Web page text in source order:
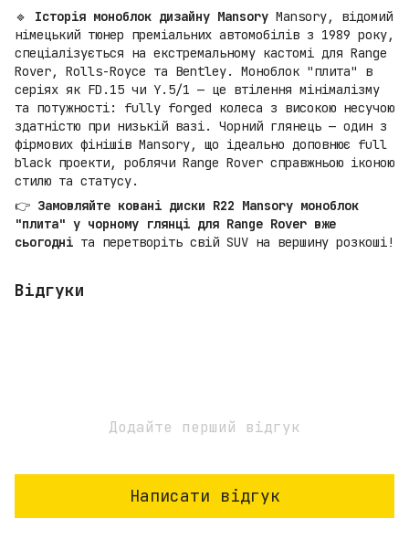
🔹 Історія моноблок дизайну Mansory Mansory, відомий
німецький тюнер преміальних автомобілів з 1989 року,
спеціалізується на екстремальному кастомі для Range
Rover, Rolls-Royce та Bentley. Моноблок "плита" в
серіях як FD.15 чи Y.5/1 — це втілення мінімалізму
та потужності: fully forged колеса з високою несучою
здатністю при низькій вазі. Чорний глянець — один з
фірмових фінішів Mansory, що ідеально доповнює full
black проекти, роблячи Range Rover справжньою іконою
стилю та статусу.
👉 Замовляйте ковані диски R22 Mansory моноблок
"плита" у чорному глянці для Range Rover вже
сьогодні та перетворіть свій SUV на вершину розкоші!
Відгуки
Додайте перший відгук
Написати відгук